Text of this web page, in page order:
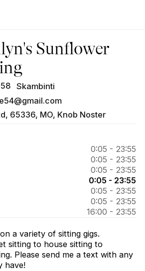
Sunflower
Skambinti
1108 NE 75th Rd, 65336, MO, Knob Noster
0:05 - 23:55
0:05 - 23:55
0:05 - 23:55
0:05 - 23:55
0:05 - 23:55
0:05 - 23:55
16:00 - 23:55
a variety of sitting gigs.
sitting to house sitting to
Please send me a text with any
have!